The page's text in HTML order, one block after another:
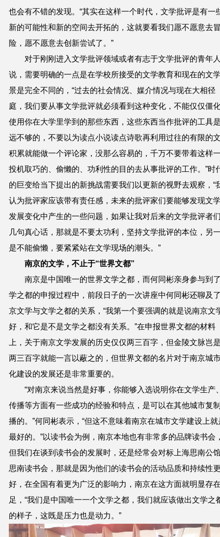
也会有不错的发现。“其实在这样一个时代，文学批评是有一
新的可能性和新的空间去开拓的，这就要看我们愿不愿意去
险，愿不愿意去创新尝试了。”
对于刚刚进入文学批评领域或者有志于文学批评的青年
说，需要明确的一点是在学校所接受的文学教育和现在的文
景是完全不同的，“过去的社会情况、媒介情况与现在大相径
庭，我们要从事文学批评就必须看到这种变化，不能仅仅僵
使用你在大学里学到的那些东西，这些东西当作批评的工具
远不够的，不要以为读点小说读点诗歌再利用过往的有限的
积累就能做一个评论家，没那么容易的，千万不要带着这样
投机取巧的、偷懒的、功利性的目的去从事批评的工作。”时
的巨变给当下提出的新挑战需要我们以更新的视野去观察，“
认为批评家应该带有责任感，未来的批评家们要能够发现文
发展变化中产生的一些问题，如果让我对后来的文学批评者
几句真心话，那就是不要太功利，坚持文学批评的本位，另
是不能偷懒，要紧紧站在文学现场的潮头。”
南京的文学，不止于“世界文都”
南京是中国唯一的世界文学之都，而何同彬亲身参与到
学之都的申报过程中，前段日子的一次讲座中何同彬还聊及
京文学与文学之都的关系，“我第一个要强调的就是说南京文
好，和它是不是文学之都没有关系。”在申报世界文都的材料
上，关于南京文学发展的历史仅仅两三百字，但金陵文脉岂
两三百字就能一言以蔽之的，但世界文都的名片对于南京城
化建设的发展还是非常重要的。
“对南京来说当然是好事，你能够入选说明你在文学生产
传播等方面有一些成功的经验和特点，是可以在其他城市复
播的。”何同彬表示，“但这不意味着南京在城市文学建设上就
最好的。”以读书会为例，南京本地也有非常多的品牌读书会
但我们在谈到读书会的发展时，还是经常会对标上海思南公
思南读书会，那就是因为他们的读书会的活动品质和持续性
好，在全国有着更为广泛的影响力，南京在这方面就明显存
足，“我们是中国唯一一个文学之都，我们就应该做出文学之
的样子，这既是压力也是动力。”